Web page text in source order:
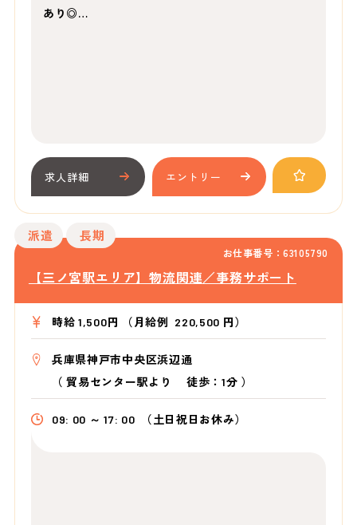
あり◎…
求人詳細 エントリー
お仕事番号：63105790
派遣 長期
【三ノ宮駅エリア】物流関連／事務サポート
時給 1,500円 （月給例 220,500 円）
兵庫県神戸市中央区浜辺通
（貿易センター駅より徒歩：1分 ）
09: 00 ～ 17: 00 （土日祝日お休み）